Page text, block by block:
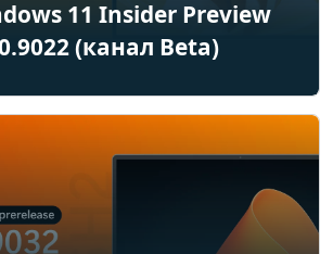
11 Insider Preview
(канал Beta)